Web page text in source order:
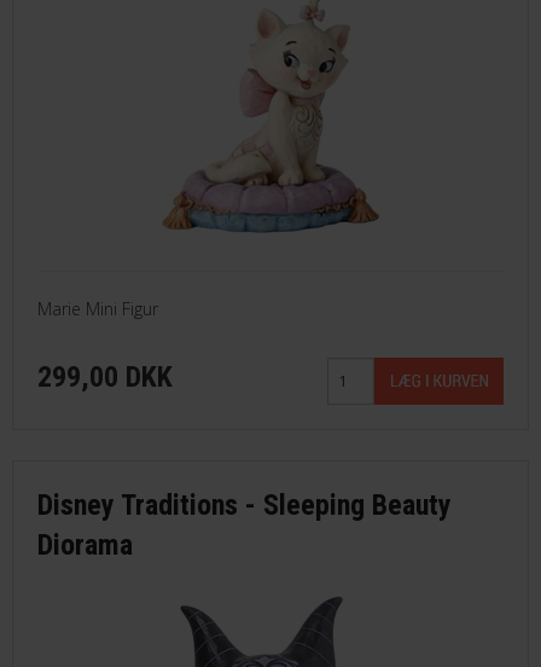
Marie Mini Figur
299,00 DKK
Disney Traditions - Sleeping Beauty
Diorama